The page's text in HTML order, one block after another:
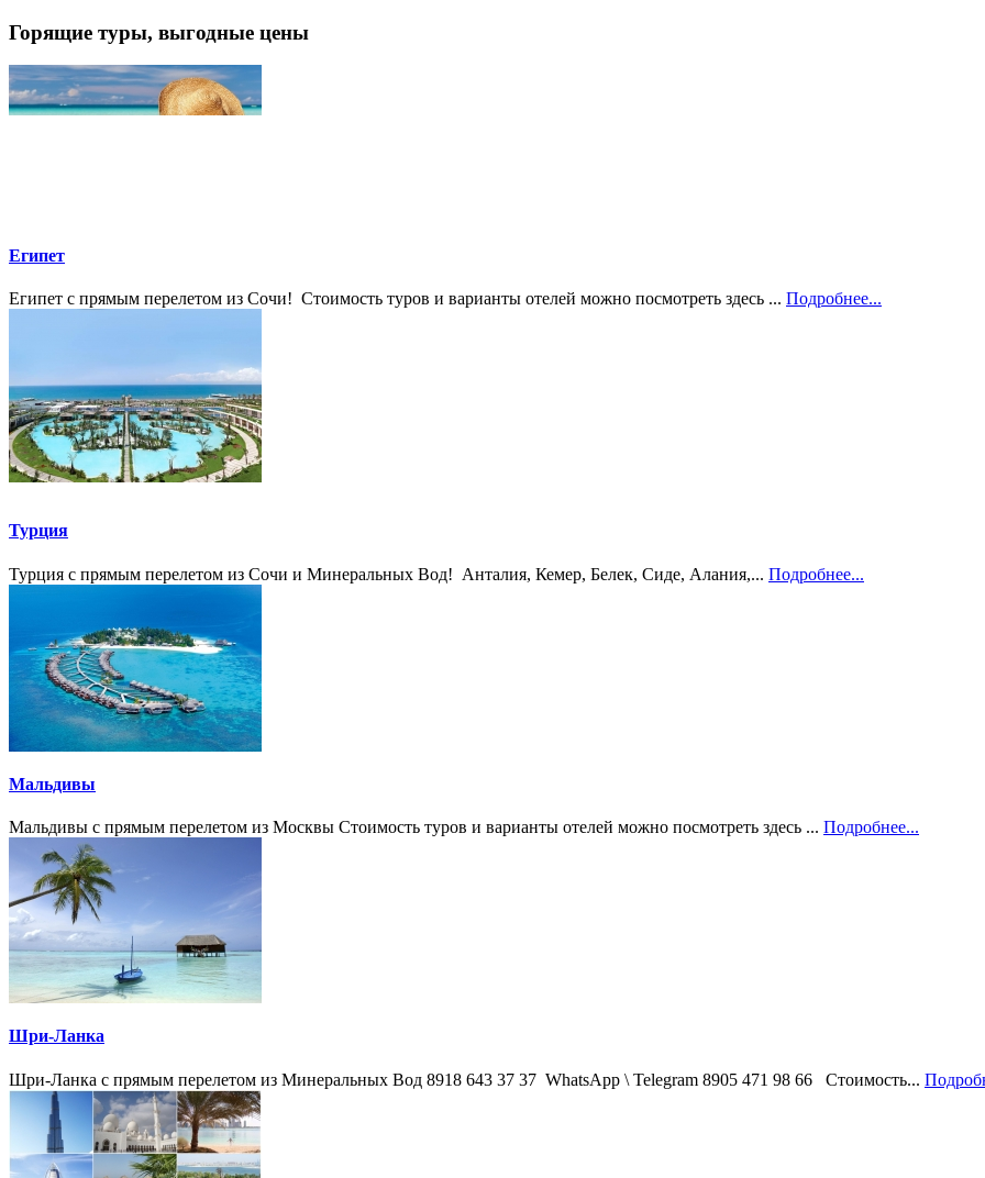
Горящие туры, выгодные цены
Египет
Египет с прямым перелетом из Сочи! Стоимость туров и варианты отелей можно посмотреть здесь ... Подробнее...
Турция
Турция с прямым перелетом из Сочи и Минеральных Вод! Анталия, Кемер, Белек, Сиде, Алания,... Подробнее...
Мальдивы
Мальдивы с прямым перелетом из Москвы Стоимость туров и варианты отелей можно посмотреть здесь ... Подробнее...
Шри-Ланка
Шри-Ланка с прямым перелетом из Минеральных Вод 8918 643 37 37 WhatsApp \ Telegram 8905 471 98 66 Стоимость...